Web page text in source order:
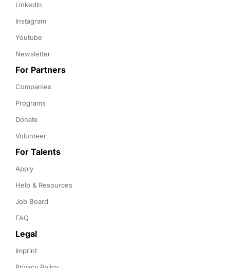
LinkedIn
Instagram
Youtube
Newsletter
For Partners
Companies
Programs
Donate
Volunteer
For Talents
Apply
Help & Resources
Job Board
FAQ
Legal
Imprint